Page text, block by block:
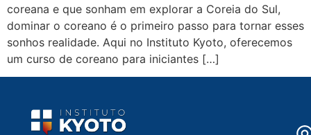
coreana e que sonham em explorar a Coreia do Sul,
dominar o coreano é o primeiro passo para tornar esses
sonhos realidade. Aqui no Instituto Kyoto, oferecemos
um curso de coreano para iniciantes […]